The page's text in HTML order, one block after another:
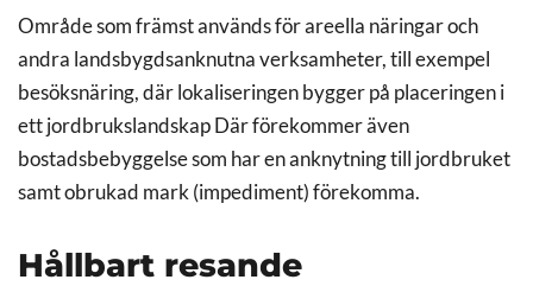
Område som främst används för areella näringar och
andra landsbygdsanknutna verksamheter, till exempel
besöksnäring, där lokaliseringen bygger på placeringen i
ett jordbrukslandskap Där förekommer även
bostadsbebyggelse som har en anknytning till jordbruket
samt obrukad mark (impediment) förekomma.
Hållbart resande